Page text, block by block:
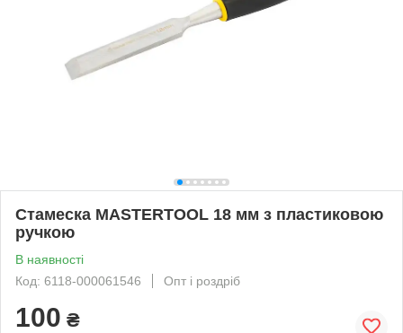
Стамеска MASTERTOOL 18 мм з пластиковою
ручкою
В наявності
Код: 6118-000061546
Опт і роздріб
100 ₴